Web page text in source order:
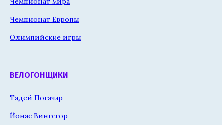
Чемпионат Европы
Олимпийские игры
ВЕЛОГОНЩИКИ
Тадей Погачар
Йонас Вингегор